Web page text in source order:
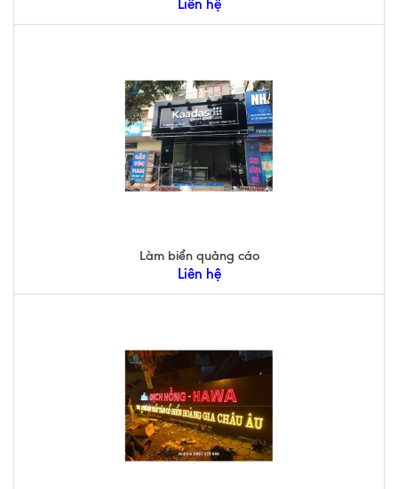
Liên hệ
Làm biển quảng cáo
Liên hệ